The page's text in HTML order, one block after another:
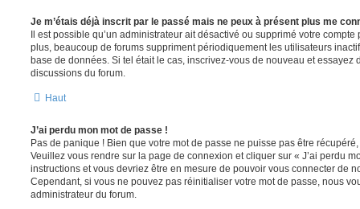
Je m’étais déjà inscrit par le passé mais ne peux à présent plus me
Il est possible qu’un administrateur ait désactivé ou supprimé votre
plus, beaucoup de forums suppriment périodiquement les utilisateurs
base de données. Si tel était le cas, inscrivez-vous de nouveau et essayez
discussions du forum.
Haut
J’ai perdu mon mot de passe !
Pas de panique ! Bien que votre mot de passe ne puisse pas être
Veuillez vous rendre sur la page de connexion et cliquer sur « J’ai perdu
instructions et vous devriez être en mesure de pouvoir vous connecter de
Cependant, si vous ne pouvez pas réinitialiser votre mot de passe, nous
administrateur du forum.